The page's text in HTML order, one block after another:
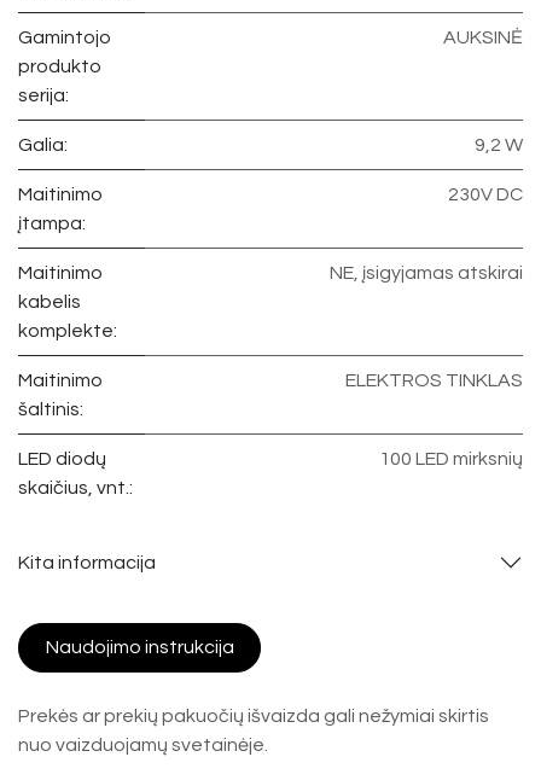
Gamintojo
produkto
serija:
AUKSINĖ
Galia: 9,2 W
Maitinimo
įtampa:
230V DC
Maitinimo
kabelis
komplekte:
NE, įsigyjamas atskirai
Maitinimo
šaltinis:
ELEKTROS TINKLAS
LED diodų
skaičius, vnt.:
100 LED mirksnių
Kita informacija
Naudojimo instrukcija
Prekės ar prekių pakuočių išvaizda gali nežymiai skirtis
nuo vaizduojamų svetainėje.